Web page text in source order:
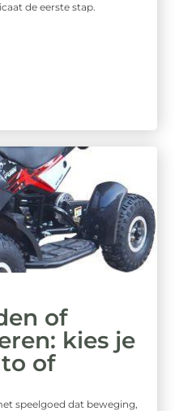
de eerste stap.
of
kies je
of
speelgoed dat beweging,